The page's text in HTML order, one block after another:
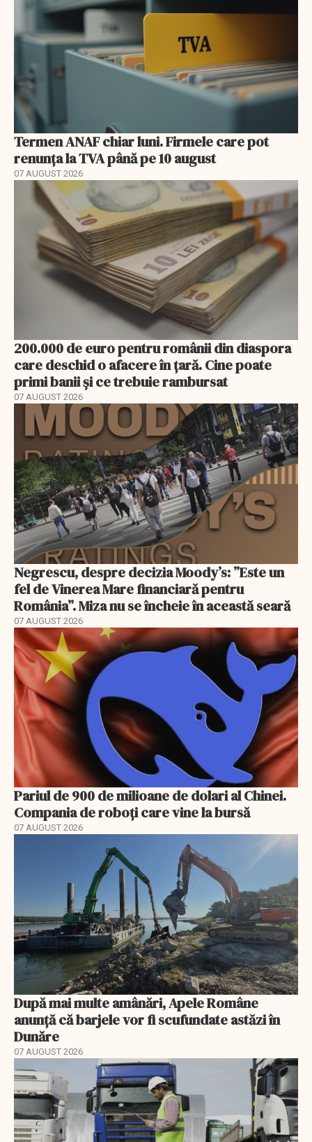
Termen ANAF chiar luni. Firmele care pot
renunța la TVA până pe 10 august
07 AUGUST 2026
200.000 de euro pentru românii din diaspora
care deschid o afacere în țară. Cine poate
primi banii și ce trebuie rambursat
07 AUGUST 2026
Negrescu, despre decizia Moody’s: ”Este un
fel de Vinerea Mare financiară pentru
România”. Miza nu se încheie în această seară
07 AUGUST 2026
Pariul de 900 de milioane de dolari al Chinei.
Compania de roboți care vine la bursă
07 AUGUST 2026
După mai multe amânări, Apele Române
anunță că barjele vor fi scufundate astăzi în
Dunăre
07 AUGUST 2026